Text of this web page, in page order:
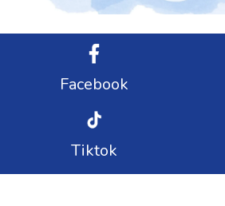
Facebook
Tiktok